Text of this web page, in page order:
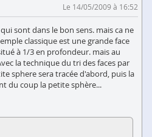
Le 14/05/2009 à 16:52
sont dans le bon sens. mais ca ne
classique est une grande face
à 1/3 en profondeur. mais au
la technique du tri des faces par
sphere sera tracée d'abord, puis la
du coup la petite sphère...